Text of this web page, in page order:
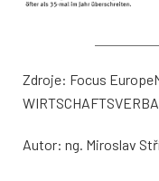
Zdroje: Focus Europe
Autor: ng. Miroslav